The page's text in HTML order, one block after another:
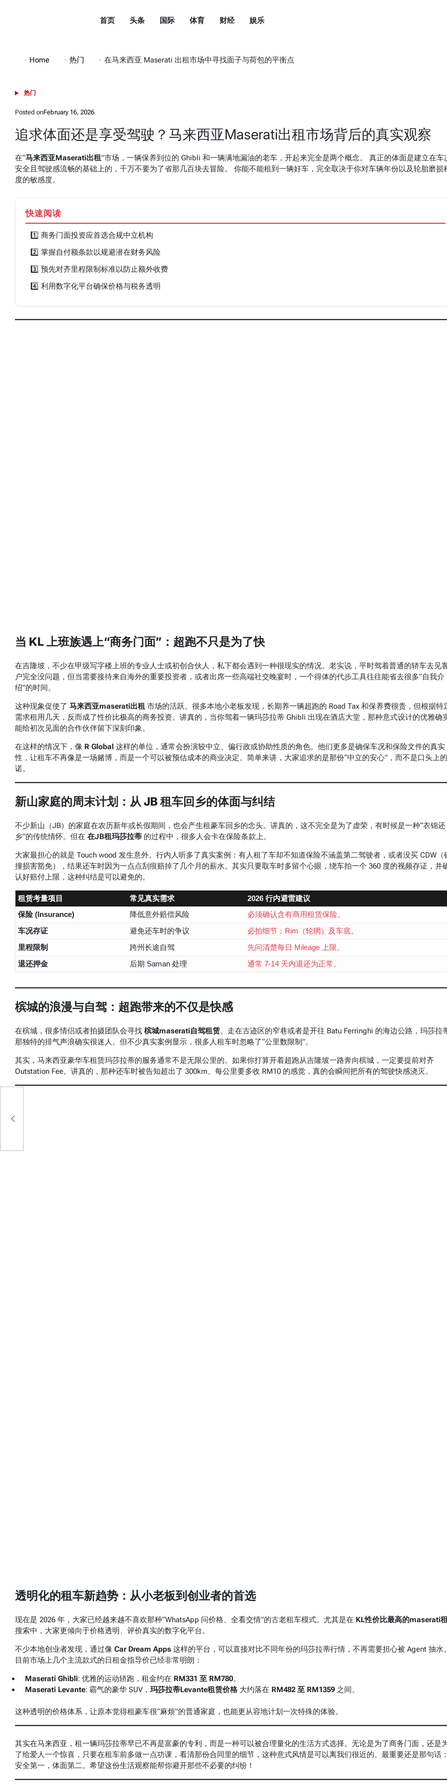
市
条
DuShiTouTiao
首页 头条 国际 体育 财经 娱乐
Home 热门 在马来西亚 Maserati 出租市场中寻找面子与荷包的平衡点
POSTED
热门
Posted onFebruary 16, 2026
追求体面还是享受驾驶？马来西亚Maserati出租市场背后的真实观察
在“马来西亚Maserati出租”市场，一辆保养到位的 Ghibli 和一辆满地漏油的老车，开起来完全是两个概念。 真正的体面是建立在车
安全且驾驶感流畅的基础上的，千万不要为了省那几百块去冒险。 你能不能租到一辆好车，完全取决于你对车辆年份以及轮胎磨损
度的敏感度。
快速阅读
1️⃣ 商务门面投资应首选合规中立机构
2️⃣ 掌握自付额条款以规避潜在财务风险
3️⃣ 预先对齐里程限制标准以防止额外收费
4️⃣ 利用数字化平台确保价格与税务透明
当 KL 上班族遇上“商务门面”：超跑不只是为了快
在吉隆坡，不少在甲级写字楼上班的专业人士或初创合伙人，私下都会遇到一种很现实的情况。老实说，平时驾着普通的轿车去见
户完全没问题，但当需要接待来自海外的重要投资者，或者出席一些高端社交晚宴时，一个得体的代步工具往往能省去很多“自我介
绍”的时间。
这种现象促使了 马来西亚maserati出租 市场的活跃。很多本地小老板发现，长期养一辆超跑的 Road Tax 和保养费很贵，但根据特
需求租用几天，反而成了性价比极高的商务投资。讲真的，当你驾着一辆玛莎拉蒂 Ghibli 出现在酒店大堂，那种意式设计的优雅确
能给初次见面的合作伙伴留下深刻印象。
在这样的情况下，像 R Global 这样的单位，通常会扮演较中立、偏行政或协助性质的角色。他们更多是确保车况和保险文件的真实
性，让租车不再像是一场赌博，而是一个可以被预估成本的商业决定。简单来讲，大家追求的是那份“中立的安心”，而不是口头上
诺。
新山家庭的周末计划：从 JB 租车回乡的体面与纠结
不少新山（JB）的家庭在农历新年或长假期间，也会产生租豪车回乡的念头。讲真的，这不完全是为了虚荣，有时候是一种“衣锦还
乡”的传统情怀。但在 在JB租玛莎拉蒂 的过程中，很多人会卡在保险条款上。
大家最担心的就是 Touch wood 发生意外。行内人听多了真实案例：有人租了车却不知道保险不涵盖第二驾驶者，或者没买 CDW（
撞损害豁免），结果还车时因为一点点刮痕赔掉了几个月的薪水。其实只要取车时多留个心眼，绕车拍一个 360 度的视频存证，并
认好赔付上限，这种纠结是可以避免的。
租赁考量项目 常见真实需求
2026 行内避雷建议
保险 (Insurance)
降低意外赔偿风险
必须确认含有商用租赁保险。
车况存证
避免还车时的争议
必拍细节：Rim（轮辋）及车底。
里程限制
跨州长途自驾
先问清楚每日 Mileage 上限。
退还押金
后期 Saman 处理 通常 7-14 天内退还为正常。
槟城的浪漫与自驾：超跑带来的不仅是快感
在槟城，很多情侣或者拍摄团队会寻找 槟城maserati自驾租赁。走在古迹区的窄巷或者是开往 Batu Ferringhi 的海边公路，玛莎拉
那独特的排气声浪确实很迷人。但不少真实案例显示，很多人租车时忽略了“公里数限制”。
其实，马来西亚豪华车租赁玛莎拉蒂的服务通常不是无限公里的。如果你打算开着超跑从吉隆坡一路奔向槟城，一定要提前对齐
Outstation Fee。讲真的，那种还车时被告知超出了 300km、每公里要多收 RM10 的感觉，真的会瞬间把所有的驾驶快感浇灭。
透明化的租车新趋势：从小老板到创业者的首选
现在是 2026 年，大家已经越来越不喜欢那种“WhatsApp 问价格、全看交情”的古老租车模式。尤其是在 KL性价比最高的maserati
搜索中，大家更倾向于价格透明、评价真实的数字化平台。
不少本地创业者发现，通过像 Car Dream Apps 这样的平台，可以直接对比不同年份的玛莎拉蒂行情，不再需要担心被 Agent 抽水
目前市场上几个主流款式的日租金指导价已经非常明朗：
Maserati Ghibli: 优雅的运动轿跑，租金约在 RM331 至 RM780。
Maserati Levante: 霸气的豪华 SUV， 玛莎拉蒂Levante租赁价格大约落在 RM482 至 RM1359 之间。
这种透明的价格体系，让原本觉得租豪车很“麻烦”的普通家庭，也能更从容地计划一次特殊的体验。
其实在马来西亚，租一辆玛莎拉蒂早已不再是富豪的专利，而是一种可以被合理量化的生活方式选择。无论是为了商务门面，还是
了给爱人一个惊喜，只要在租车前多做一点功课，看清那份合同里的细节，这种意式风情是可以离我们很近的。最重要还是那句话
安全第一，体面第二。希望这份生活观察能帮你避开那些不必要的纠纷！